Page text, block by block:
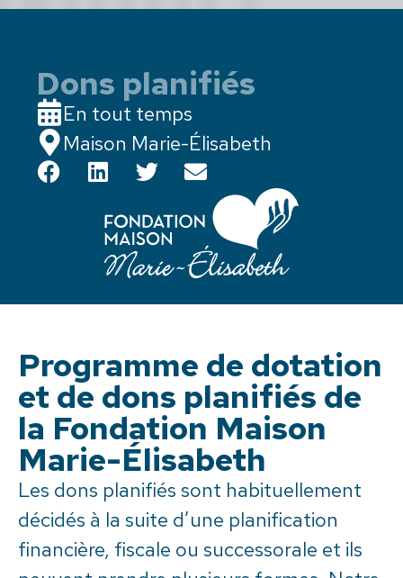
Dons planifiés
En tout temps
Maison Marie-Élisabeth
Programme de dotation
et de dons planifiés de
la Fondation Maison
Marie-Élisabeth
Les dons planifiés sont habituellement
décidés à la suite d’une planification
financière, fiscale ou successorale et ils